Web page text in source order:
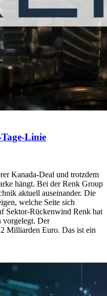
Linie
Kanada-Deal und trotzdem
hängt. Bei der Renk Group
aktuell auseinander. Die
welche Seite sich
Sektor-Rückenwind Renk hat
vorgelegt. Der
Milliarden Euro. Das ist ein